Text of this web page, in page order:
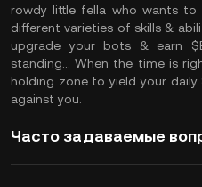
rowdy little fella who wants
different varieties of skills &
upgrade your bots & earn
standing... When the time is
holding zone to yield your daily
against you.
Часто задаваемые